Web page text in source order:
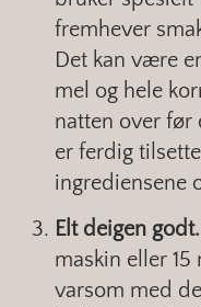
fremhever
Det kan være
mel og hele
natten over før
er ferdig
ingrediensene
Elt deigen godt.
maskin eller
varsom med